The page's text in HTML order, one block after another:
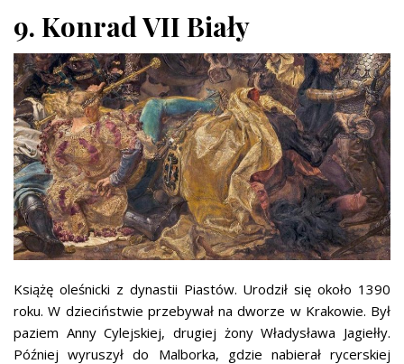
9. Konrad VII Biały
Książę oleśnicki z dynastii Piastów. Urodził się około 1390
roku. W dzieciństwie przebywał na dworze w Krakowie. Był
paziem Anny Cylejskiej, drugiej żony Władysława Jagiełły.
Później wyruszył do Malborka, gdzie nabierał rycerskiej